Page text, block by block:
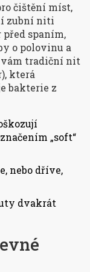
čištění míst,
zubní niti
před spaním,
o polovinu a
vám tradiční nit
která
bakterie z
„soft“
nebo dříve,
dvakrát